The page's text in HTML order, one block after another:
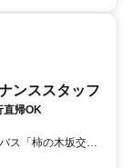
ンススタッフ
直帰OK
ス「柿の木坂交